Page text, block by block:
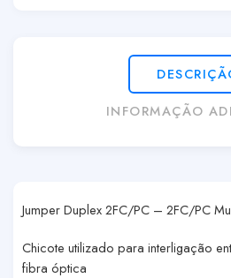
INFORMAÇÃO
Jumper Duplex 2FC/PC – 2FC/PC
Chicote utilizado para interligação
fibra óptica